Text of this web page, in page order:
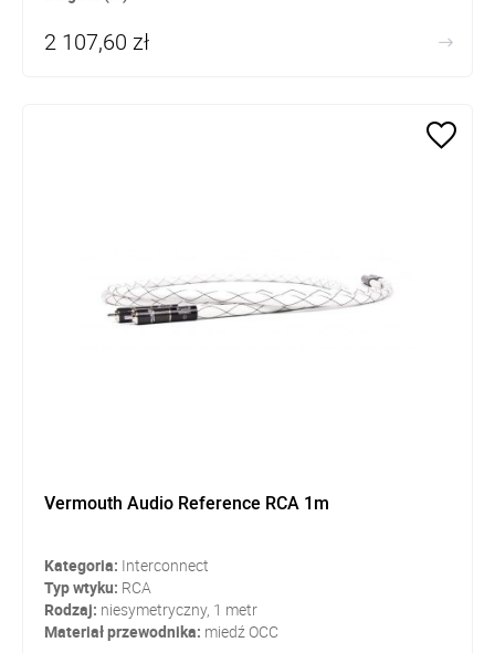
2 107,60 zł
Vermouth Audio Reference RCA 1m
Kategoria: Interconnect
Typ wtyku: RCA
Rodzaj: niesymetryczny, 1 metr
Materiał przewodnika: miedź OCC